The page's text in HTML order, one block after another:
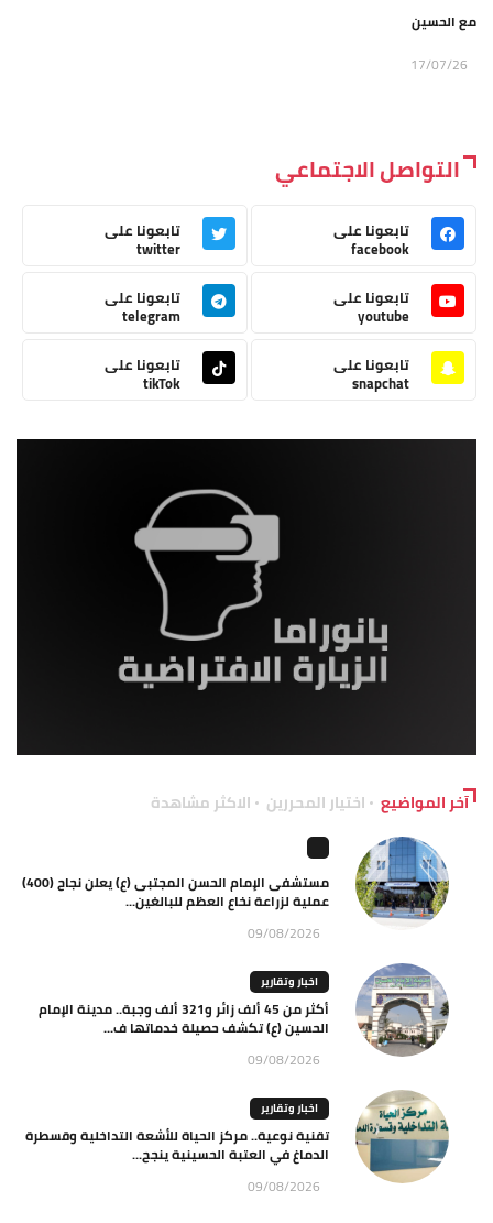
مع الحسين
17/07/26
التواصل الاجتماعي
تابعونا على
facebook
تابعونا على
twitter
تابعونا على
youtube
تابعونا على
telegram
تابعونا على
snapchat
تابعونا على
tikTok
آخر المواضيع اختيار المحررين الاكثر مشاهدة
مستشفى الإمام الحسن المجتبى (ع) يعلن نجاح (400)
عملية لزراعة نخاع العظم للبالغين...
09/08/2026
اخبار وتقارير
أكثر من 45 ألف زائر و321 ألف وجبة.. مدينة الإمام
الحسين (ع) تكشف حصيلة خدماتها ف...
09/08/2026
اخبار وتقارير
تقنية نوعية.. مركز الحياة للأشعة التداخلية وقسطرة
الدماغ في العتبة الحسينية ينجح...
09/08/2026